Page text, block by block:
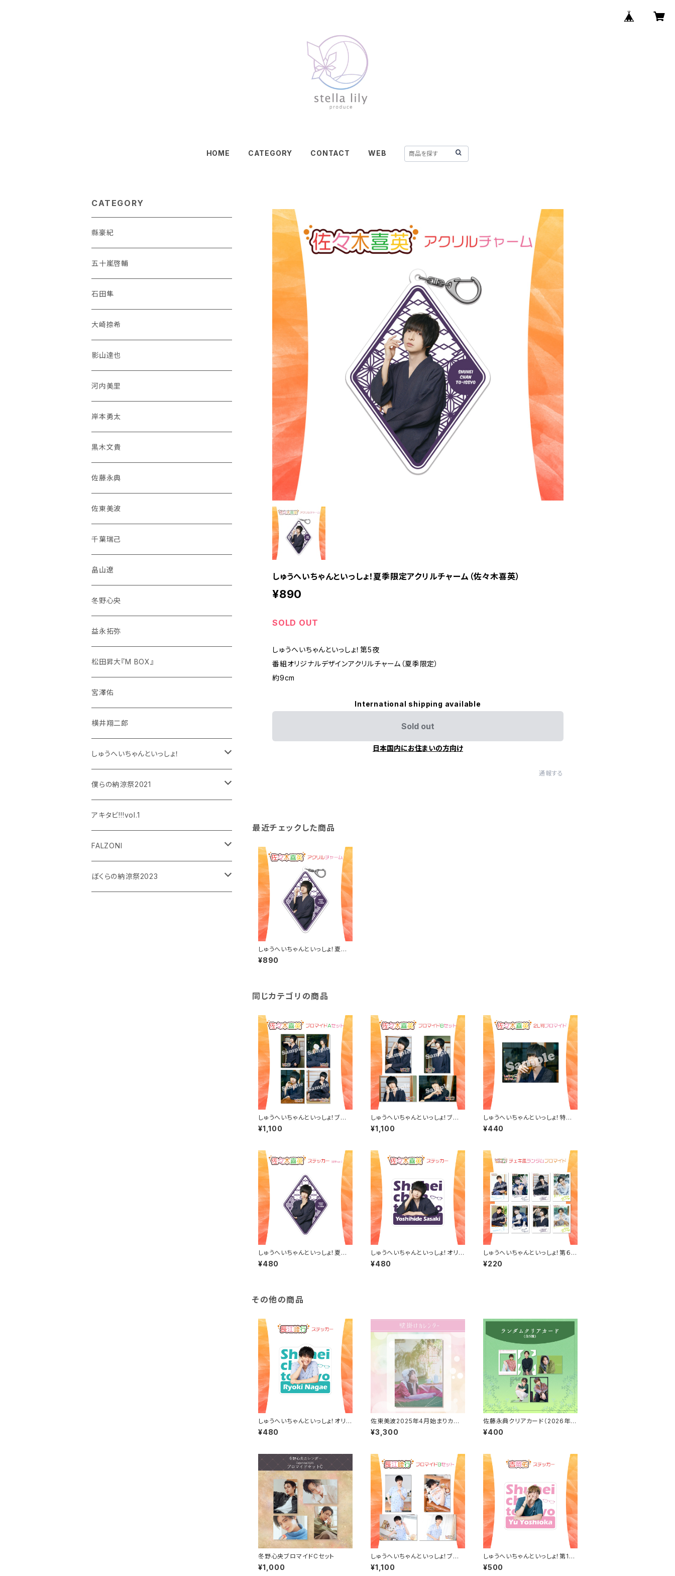
HOME CATEGORY CONTACT WEB
しゅうへいちゃんといっしょ！夏季限定アクリルチャーム（佐々木喜英）
¥890
SOLD OUT
しゅうへいちゃんといっしょ！第5夜
番組オリジナルデザインアクリルチャーム（夏季限定）
約9cm
International shipping available
Sold out
日本国内にお住まいの方向け
通報する
最近チェックした商品
しゅうへいちゃんといっしょ！夏季
限定アクリルチャーム（佐々木喜
英）
¥890
同じカテゴリの商品
しゅうへいちゃんといっしょ！ブロ
マイドA（佐々木喜英）
¥1,100
しゅうへいちゃんといっしょ！ブロ
マイドB（佐々木喜英）
¥1,100
しゅうへいちゃんといっしょ！特典
アザー2L判ブロマイド（佐々木喜
英）
¥440
しゅうへいちゃんといっしょ！夏季
限定ステッカー（佐々木喜英）
¥480
しゅうへいちゃんといっしょ！オリジ
ナルステッカー（佐々木喜英）
¥480
しゅうへいちゃんといっしょ！第６夜
チェキ風ランダムブロマイド（全8
種）
¥220
その他の商品
しゅうへいちゃんといっしょ！オリジ
ナルステッカー（長江崚行）
¥480
佐東美波2025年4月始まりカレ
ンダー（壁掛けタイプ）
¥3,300
佐藤永典クリアカード（2026年4
月始まりカレンダーアザーカット）
¥400
冬野心央ブロマイドCセット
¥1,000
しゅうへいちゃんといっしょ！ブロ
マイドB（長江崚行）
¥1,100
しゅうへいちゃんといっしょ！第10
夜オリジナルステッカー（吉岡佑）
¥500
CATEGORY
縣豪紀
五十嵐啓輔
石田隼
大崎捺希
影山達也
河内美里
岸本勇太
黒木文貴
佐藤永典
佐東美波
千葉瑞己
畠山遼
冬野心央
益永拓弥
松田昇大『M BOX』
宮澤佑
横井翔二郎
しゅうへいちゃんといっしょ！
和泉宗兵
設楽銀河
平賀勇成
吉岡佑
僕らの納涼祭2021
和泉宗兵
神永圭佑
小波津亜廉
アキタビ!!!vol.1
FALZONI
笠間淳の黄昏古書堂
ぼくらの納涼祭2023